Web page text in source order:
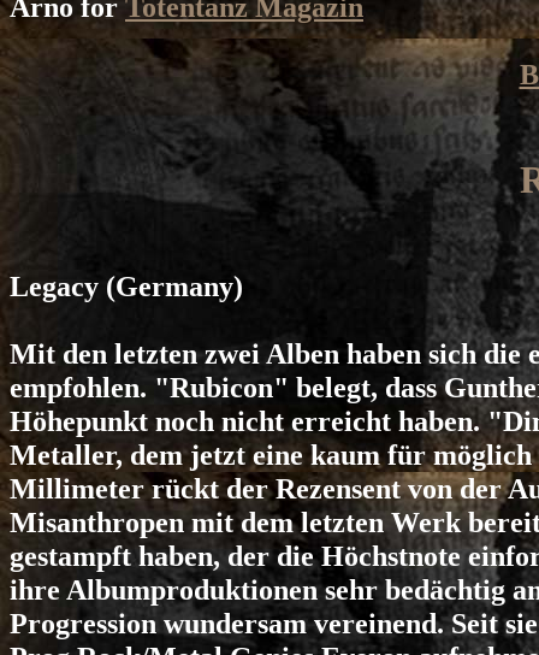
Arno for Totentanz Magazin
Legacy (Germany)
Mit den letzten zwei Alben haben sich
empfohlen. "Rubicon" belegt, dass
Höhepunkt noch nicht erreicht haben.
Metaller, dem jetzt eine kaum für
Millimeter rückt der Rezensent von der
Misanthropen mit dem letzten Werk
gestampft haben, der die Höchstnote
ihre Albumproduktionen sehr bedächtig
Progression wundersam vereinend. Seit